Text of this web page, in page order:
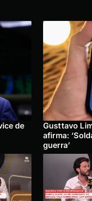
de
Gusttavo
afirma:
guerra’